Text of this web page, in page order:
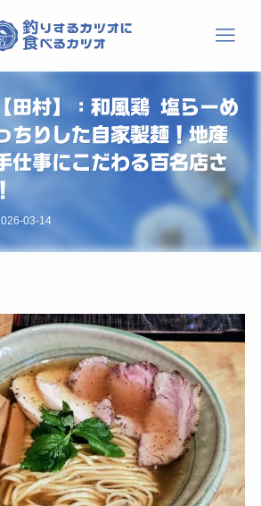
田村】：和風鶏 塩らーめ
りした自家製麺！地産
仕事にこだわる百名店さ
03-14